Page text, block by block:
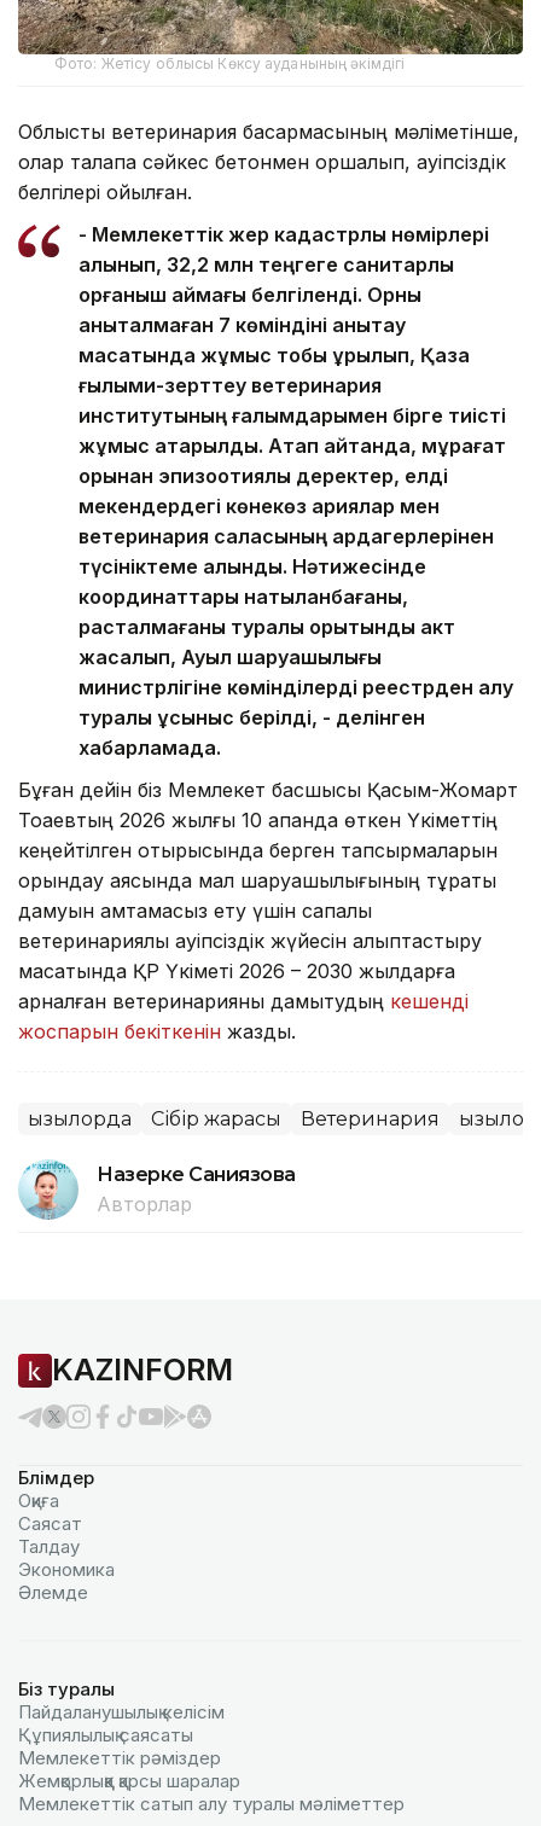
Фото: Жетісу облысы Көксу ауданының әкімдігі
Облыстық ветеринария басқармасының мәліметінше,
олар талапқа сәйкес бетонмен қоршалып, қауіпсіздік
белгілері қойылған.
- Мемлекеттік жер кадастрлық нөмірлері
алынып, 32,2 млн теңгеге санитарлық
қорғаныш аймағы белгіленді. Орны
анықталмаған 7 көміндіні анықтау
мақсатында жұмыс тобы құрылып, Қазақ
ғылыми-зерттеу ветеринария
институтының ғалымдарымен бірге тиісті
жұмыс атқарылды. Атап айтқанда, мұрағат
қорынан эпизоотиялық деректер, елді
мекендердегі көнекөз қариялар мен
ветеринария саласының ардагерлерінен
түсініктеме алынды. Нәтижесінде
координаттары нақтыланбағаны,
расталмағаны туралы қорытынды акт
жасалып, Ауыл шаруашылығы
министрлігіне көмінділерді реестрден алу
туралы ұсыныс берілді, - делінген
хабарламада.
Бұған дейін біз Мемлекет басшысы Қасым-Жомарт
Тоқаевтың 2026 жылғы 10 ақпанда өткен Үкіметтің
кеңейтілген отырысында берген тапсырмаларын
орындау аясында мал шаруашылығының тұрақты
дамуын қамтамасыз ету үшін сапалы
ветеринариялық қауіпсіздік жүйесін қалыптастыру
мақсатында ҚР Үкіметі 2026 – 2030 жылдарға
арналған ветеринарияны дамытудың кешенді
жоспарын бекіткенін жаздық.
Қызылорда Сібір жарасы Ветеринария
Назерке Саниязова
Авторлар
KAZINFORM
Бөлімдер
Оқиға
Саясат
Талдау
Экономика
Әлемде
Біз туралы
Пайдаланушылық келiciм
Құпиялылық саясаты
Мемлекеттік рәміздер
Жемқорлыққа қарсы шаралар
Мемлекеттік сатып алу туралы мәлiметтер